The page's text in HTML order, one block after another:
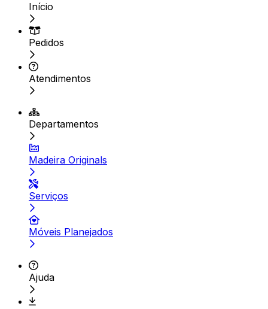
Início
Pedidos
Atendimentos
Departamentos
Madeira Originals
Serviços
Móveis Planejados
Ajuda